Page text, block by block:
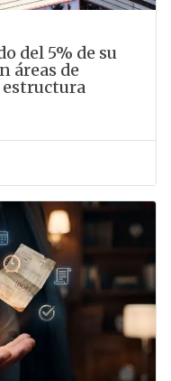
del 5% de su
áreas de